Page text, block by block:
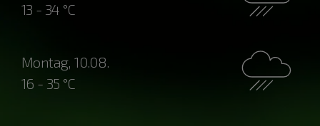
13 - 34 °C
Montag, 10.08.
16 - 35 °C